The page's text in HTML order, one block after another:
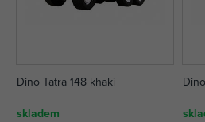
Dino Tatra 148 khaki
skladem